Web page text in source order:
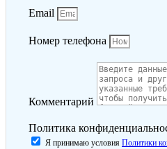
Email
Номер телефона
Комментарий
Политика
Я принимаю условия Политики